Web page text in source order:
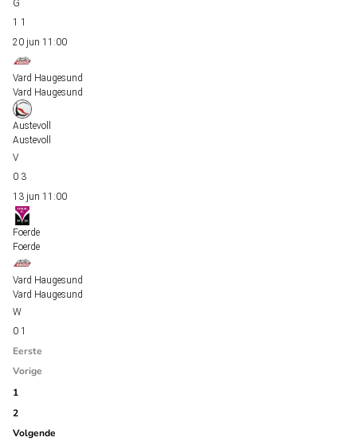
1 1
20 jun 11:00
Vard Haugesund
Vard Haugesund
Austevoll
Austevoll
0 3
13 jun 11:00
Foerde
Foerde
Vard Haugesund
Vard Haugesund
0 1
Eerste
Vorige
1
2
Volgende